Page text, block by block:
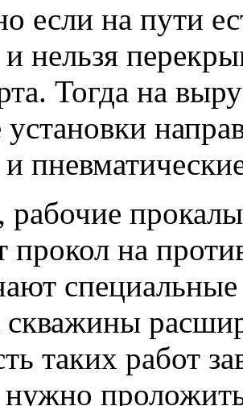
если на пути
нельзя
Тогда на
рабочие
прокол на
скважины
таких работ